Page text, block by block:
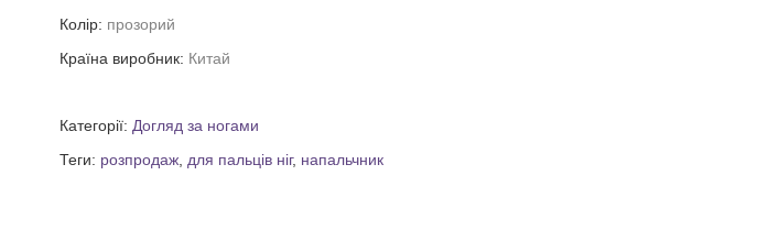
Колір: прозорий
Країна виробник: Китай
Категорії: Догляд за ногами
Теги: розпродаж, для пальців ніг, напальчник